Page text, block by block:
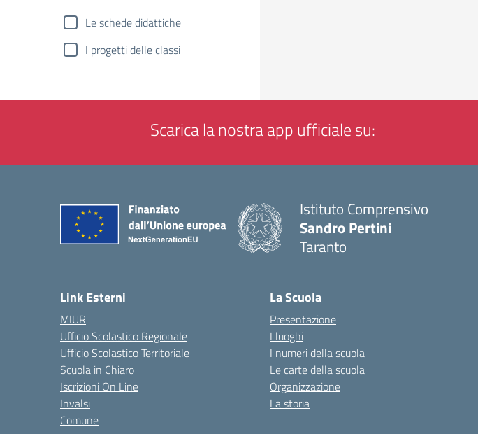
Le schede didattiche
I progetti delle classi
Scarica la nostra app ufficiale su:
Istituto Comprensivo
Sandro Pertini
Taranto
Link Esterni
MIUR
Ufficio Scolastico Regionale
Ufficio Scolastico Territoriale
Scuola in Chiaro
Iscrizioni On Line
Invalsi
Comune
La Scuola
Presentazione
I luoghi
I numeri della scuola
Le carte della scuola
Organizzazione
La storia